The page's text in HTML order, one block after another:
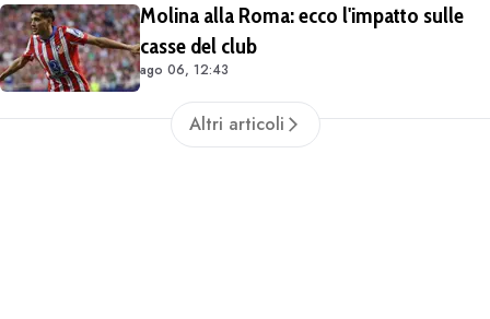
Molina alla Roma: ecco l'impatto sulle
casse del club
ago 06, 12:43
Altri articoli